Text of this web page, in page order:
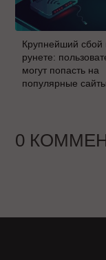
Крупнейший сбой
рунете:
могут попасть на
популярные сайты
0